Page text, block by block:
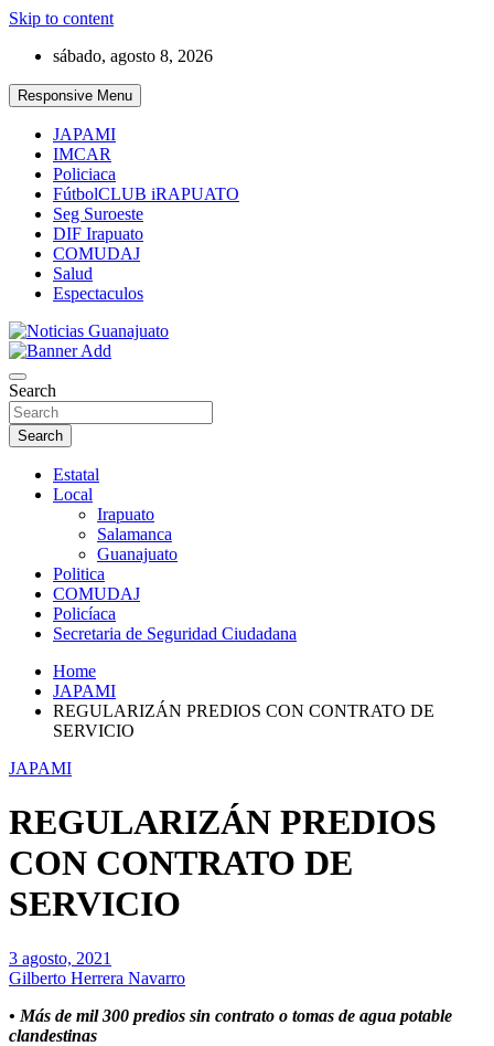
Skip to content
sábado, agosto 8, 2026
Responsive Menu
JAPAMI
IMCAR
Policiaca
FútbolCLUB iRAPUATO
Seg Suroeste
DIF Irapuato
COMUDAJ
Salud
Espectaculos
Noticias Guanajuato
Search
Search
Estatal
Local
Irapuato
Salamanca
Guanajuato
Politica
COMUDAJ
Policíaca
Secretaria de Seguridad Ciudadana
Home
JAPAMI
REGULARIZÁN PREDIOS CON CONTRATO DE
SERVICIO
JAPAMI
REGULARIZÁN PREDIOS
CON CONTRATO DE
SERVICIO
3 agosto, 2021
Gilberto Herrera Navarro
• Más de mil 300 predios sin contrato o tomas de agua potable
clandestinas